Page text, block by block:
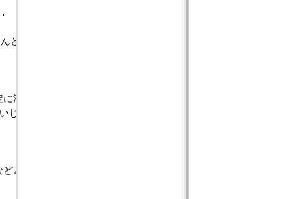
.
OS の中核そのものを自分で作り直すことができるのだ)).
沿う．
と，商用 OS のように起動時に画像を出すこともできる).
どという時には重要な手段だ((そのときは，loader 上で boot